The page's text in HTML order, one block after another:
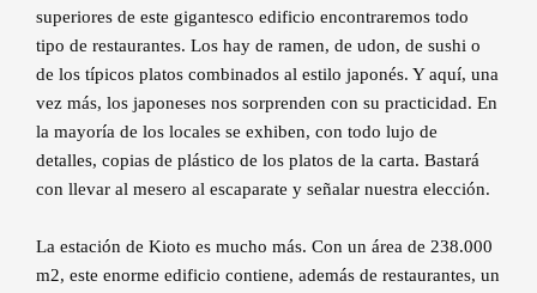
superiores de este gigantesco edificio encontraremos todo
tipo de restaurantes. Los hay de ramen, de udon, de sushi o
de los típicos platos combinados al estilo japonés. Y aquí, una
vez más, los japoneses nos sorprenden con su practicidad. En
la mayoría de los locales se exhiben, con todo lujo de
detalles, copias de plástico de los platos de la carta. Bastará
con llevar al mesero al escaparate y señalar nuestra elección.
La estación de Kioto es mucho más. Con un área de 238.000
m2, este enorme edificio contiene, además de restaurantes, un